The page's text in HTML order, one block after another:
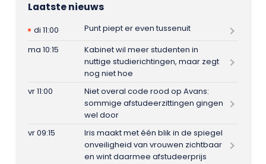
Laatste nieuws
di 11:00
Punt piept er even tussenuit
ma 10:15
Kabinet wil meer studenten in
nuttige studierichtingen, maar zegt
nog niet hoe
vr 11:00
Niet overal code rood op Avans:
sommige afstudeerzittingen gingen
wel door
vr 09:15
Iris maakt met één blik in de spiegel
onveiligheid van vrouwen zichtbaar
en wint daarmee afstudeerprijs